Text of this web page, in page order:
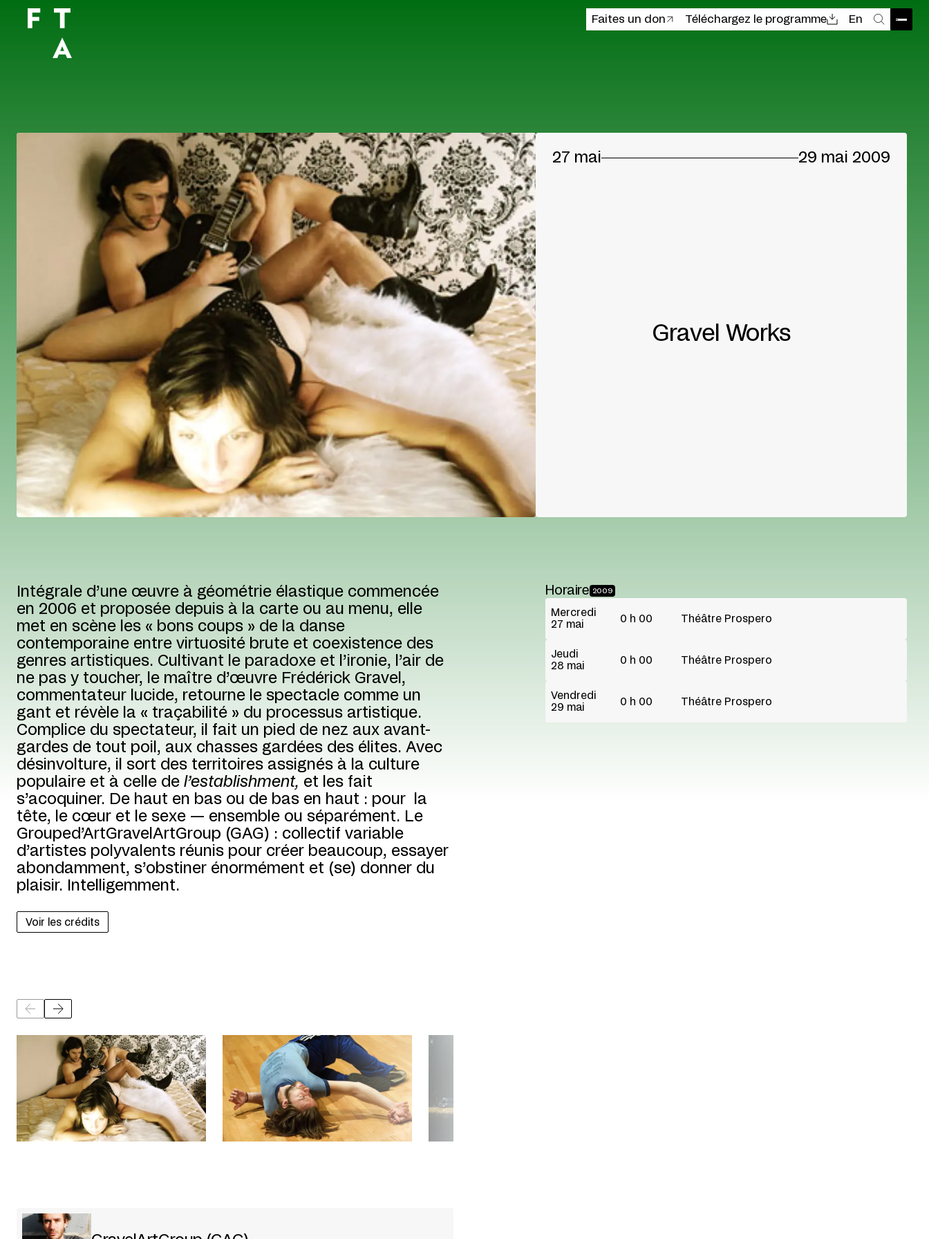
Faites un don Téléchargez le programme En
27 mai 29 mai 2009
Gravel Works
Intégrale d’une œuvre à géométrie élastique commencée
en 2006 et proposée depuis à la carte ou au menu, elle
met en scène les « bons coups » de la danse
contemporaine entre virtuosité brute et coexistence des
genres artistiques. Cultivant le paradoxe et l’ironie, l’air de
ne pas y toucher, le maître d’œuvre Frédérick Gravel,
commentateur lucide, retourne le spectacle comme un
gant et révèle la « traçabilité » du processus artistique.
Complice du spectateur, il fait un pied de nez aux avant-
gardes de tout poil, aux chasses gardées des élites. Avec
désinvolture, il sort des territoires assignés à la culture
populaire et à celle de l’establishment, et les fait
s’acoquiner. De haut en bas ou de bas en haut : pour la
tête, le cœur et le sexe — ensemble ou séparément. Le
Grouped’ArtGravelArtGroup (GAG) : collectif variable
d’artistes polyvalents réunis pour créer beaucoup, essayer
abondamment, s’obstiner énormément et (se) donner du
plaisir. Intelligemment.
Voir les crédits
Horaire 2009
Mercredi
27 mai
0 h 00 Théâtre Prospero
Jeudi
28 mai
0 h 00 Théâtre Prospero
Vendredi
29 mai
0 h 00 Théâtre Prospero